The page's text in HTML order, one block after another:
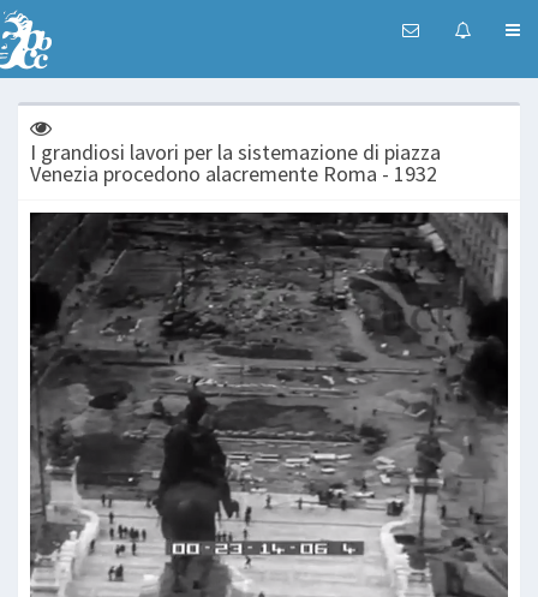
I grandiosi lavori per la sistemazione di piazza
Venezia procedono alacremente Roma - 1932